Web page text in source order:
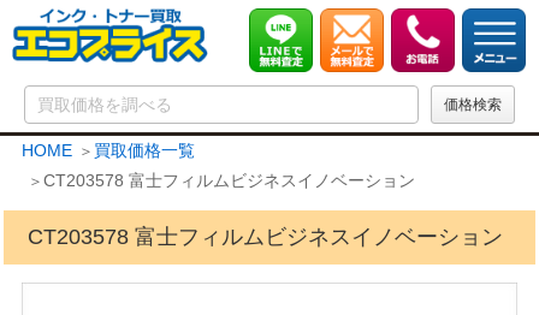
HOME
買取価格一覧
CT203578 富士フィルムビジネスイノベーション
CT203578 富士フィルムビジネスイノベーション